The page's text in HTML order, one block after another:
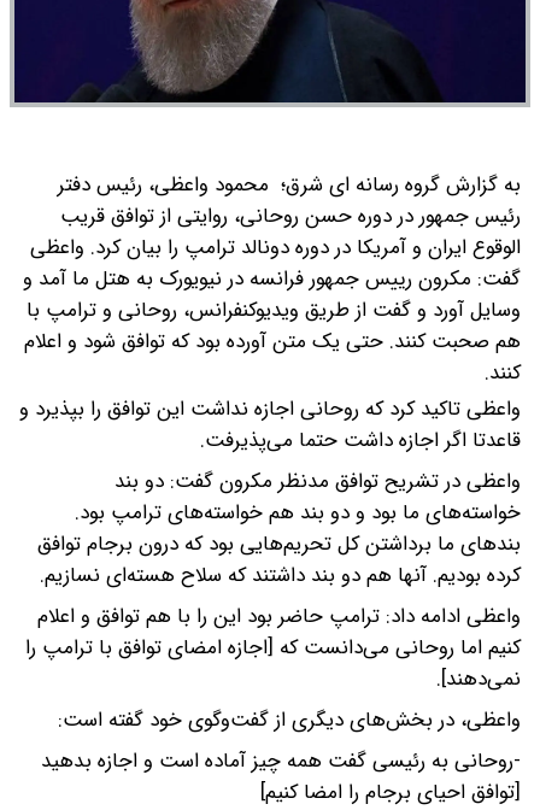
به گزارش گروه رسانه ای شرق؛ محمود واعظی، رئیس دفتر
رئیس جمهور در دوره حسن روحانی، روایتی از توافق قریب
الوقوع ایران و آمریکا در دوره دونالد ترامپ را بیان کرد. واعظی
گفت: مکرون رییس جمهور فرانسه در نیویورک به هتل ما آمد و
وسایل آورد و گفت از طریق ویدیوکنفرانس، روحانی و ترامپ با
هم صحبت کنند. حتی یک متن آورده بود که توافق شود و اعلام
کنند.
واعظی تاکید کرد که روحانی اجازه نداشت این توافق را بپذیرد و
قاعدتا اگر اجازه داشت حتما می‌پذیرفت.
واعظی در تشریح توافق مدنظر مکرون گفت: دو بند
خواسته‌های ما بود و دو بند هم خواسته‌های ترامپ بود.
بندهای ما برداشتن کل تحریم‌هایی بود که‌ درون برجام توافق
کرده بودیم. آنها هم دو بند داشتند که سلاح هسته‌ای نسازیم.
واعظی ادامه داد: ترامپ حاضر بود این را با هم توافق و اعلام
کنیم اما روحانی می‌دانست که [اجازه امضای توافق با ترامپ را
نمی‌دهند].
واعظی، در بخش‌های دیگری از گفت‌وگوی خود گفته است:
-روحانی به رئیسی گفت همه چیز آماده است و اجازه بدهید
[توافق احیای برجام را امضا کنیم]